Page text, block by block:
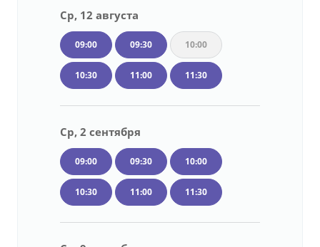
Ср, 12 августа
09:00 09:30 10:00
10:30 11:00 11:30
Ср, 2 сентября
09:00 09:30 10:00
10:30 11:00 11:30